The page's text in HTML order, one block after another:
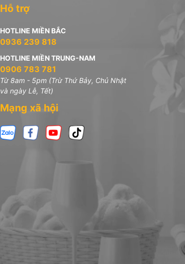
Hỗ trợ
HOTLINE MIỀN BẮC
0936 239 818
HOTLINE MIỀN TRUNG-NAM
0906 783 781
Từ 8am - 5pm (Trừ Thứ Bảy, Chủ Nhật
và ngày Lễ, Tết)
Mạng xã hội